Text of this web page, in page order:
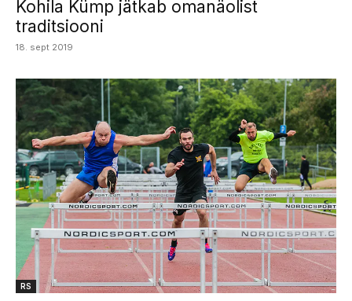
Kohila Kümp jätkab omanäolist
traditsiooni
18. sept 2019
RS